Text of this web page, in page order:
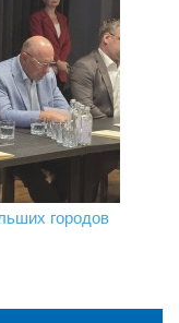
городов
расскажет
возможностями